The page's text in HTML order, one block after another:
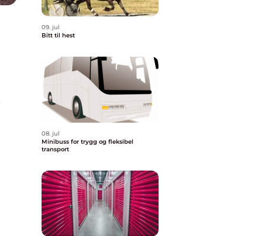
09. jul
Bitt til hest
08. jul
Minibuss for trygg og fleksibel
transport